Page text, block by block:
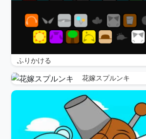
ふりかける
花嫁スプルンキ